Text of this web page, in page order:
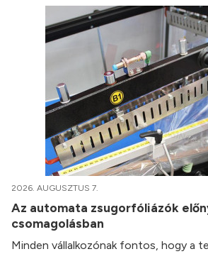
2026. AUGUSZTUS 7.
Az automata zsugorfóliázók
csomagolásban
Minden vállalkozónak fontos, hogy a